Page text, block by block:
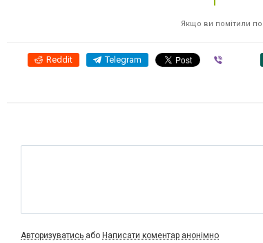
Якщо ви помітили
Reddit Telegram
Авторизуватись або Написати коментар анонімно